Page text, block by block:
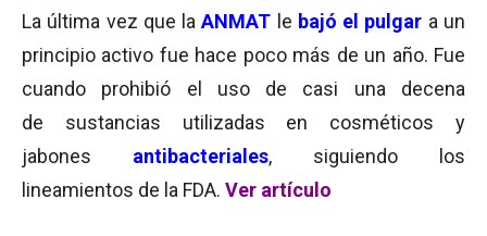
La última vez que laANMAT le bajó el pulgar a un
principio activo fue hace poco más de un año. Fue
cuando prohibió el uso de casi una decena
de sustancias utilizadas en cosméticos y
jabones antibacteriales, siguiendo los
lineamientos de la FDA. Ver artículo